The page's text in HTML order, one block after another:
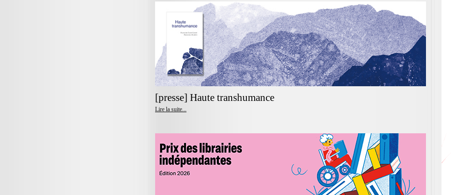
[presse] Haute transhumance
Lire la suite...